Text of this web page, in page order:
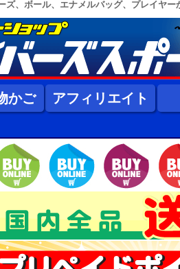
ズ、ボール、エナメルバッグ、プレイヤ
かご アフィリエイト